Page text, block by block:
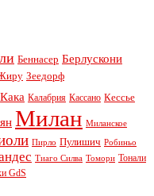
Беннасер Берлускони
Зеедорф
Кака Калабрия Кассано Кессье
Милан Миланское
Пирло Пулишич Робиньо
Тиаго Силва Томори Тонали
GdS